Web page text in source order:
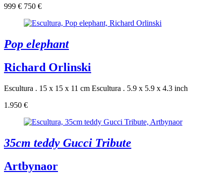
999 € 750 €
Pop elephant
Richard Orlinski
Escultura . 15 x 15 x 11 cm Escultura . 5.9 x 5.9 x 4.3 inch
1.950 €
35cm teddy Gucci Tribute
Artbynaor